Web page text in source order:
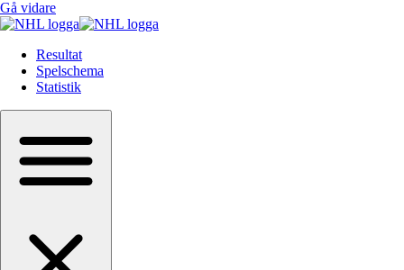
Gå vidare
Resultat
Spelschema
Statistik